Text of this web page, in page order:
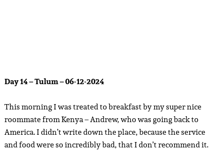
Day 14 – Tulum – 06-12-2024
This morning I was treated to breakfast by my super nice
roommate from Kenya – Andrew, who was going back to
America. I didn’t write down the place, because the service
and food were so incredibly bad, that I don’t recommend it.